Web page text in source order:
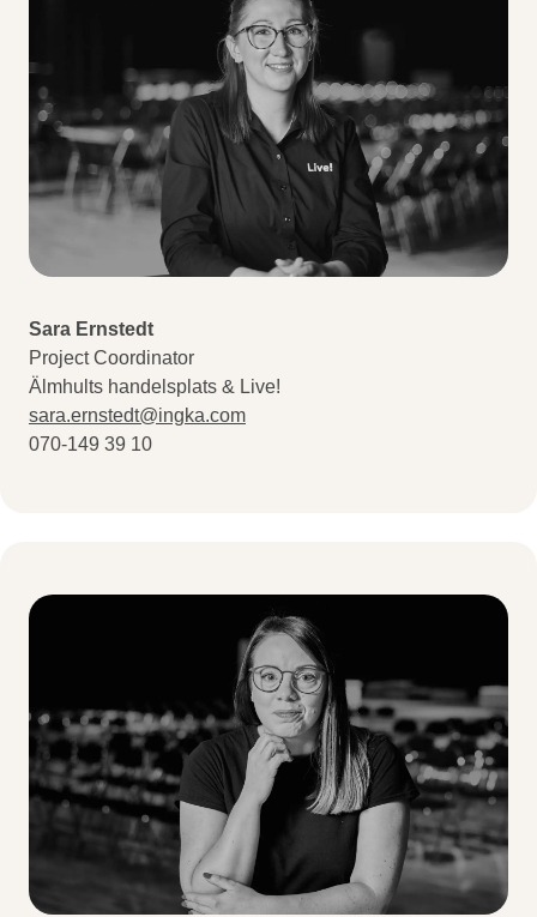
Sara Ernstedt
Project Coordinator
Älmhults handelsplats & Live!
sara.ernstedt@ingka.com
070-149 39 10